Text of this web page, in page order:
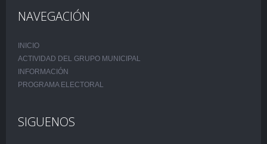
NAVEGACIÓN
INICIO
ACTIVIDAD DEL GRUPO MUNICIPAL
INFORMACIÓN
PROGRAMA ELECTORAL
SIGUENOS